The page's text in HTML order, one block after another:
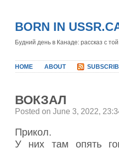
BORN IN
Будний день в Канаде: рассказ с
HOME ABOUT
ВОКЗАЛ
Posted on June 3, 2022,
Прикол.
У них там опять